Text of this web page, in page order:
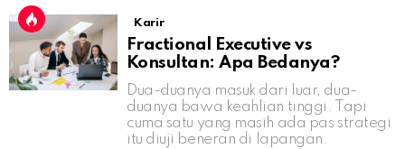
Karir
Fractional Executive vs
Konsultan: Apa Bedanya?
Dua-duanya masuk dari luar, dua-
duanya bawa keahlian tinggi. Tapi
cuma satu yang masih ada pas strategi
itu diuji beneran di lapangan.